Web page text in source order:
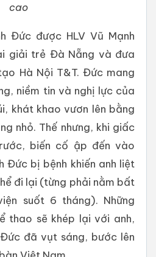
cao
Đức được HLV Vũ Mạnh
giải trẻ Đà Nẵng và đưa
Hà Nội T&T. Đức mang
niềm tin và nghị lực của
khát khao vươn lên bằng
nhỏ. Thế nhưng, khi giấc
biến cố ập đến vào
Đức bị bệnh khiến anh liệt
đi lại (từng phải nằm bất
suốt 6 tháng). Những
thao sẽ khép lại với anh,
Đức đã vụt sáng, bước lên